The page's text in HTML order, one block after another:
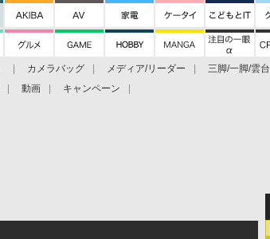
カメラバッグ メディア/リーダー 三脚/一脚/雲台
動画 キャンペーン